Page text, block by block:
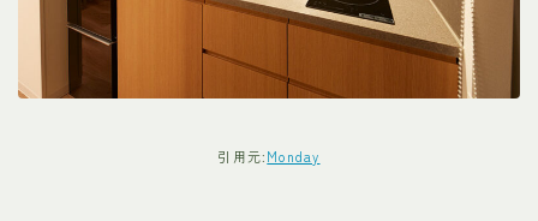
引用元:Monday